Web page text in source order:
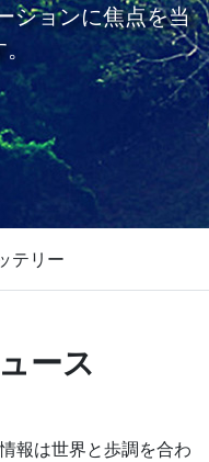
ションに焦点を当
テリー
ース
報は世界と歩調を合わ